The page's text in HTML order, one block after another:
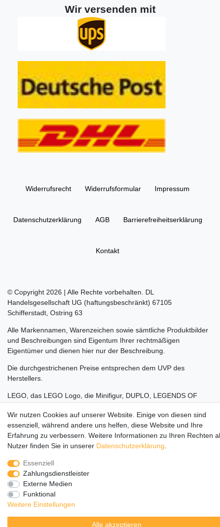
Wir versenden mit
Widerrufs­recht Widerrufs­formular Impressum
Daten­schutz­erklärung AGB Barrierefreiheitserklärung
Kontakt
© Copyright 2026 | Alle Rechte vorbehalten. DL
Handelsgesellschaft UG (haftungsbeschränkt) 67105
Schifferstadt, Ostring 63
Alle Markennamen, Warenzeichen sowie sämtliche Produktbilder
und Beschreibungen sind Eigentum Ihrer rechtmäßigen
Eigentümer und dienen hier nur der Beschreibung.
Die durchgestrichenen Preise entsprechen dem UVP des
Herstellers.
LEGO, das LEGO Logo, die Minifigur, DUPLO, LEGENDS OF
urheberrechtlich geschützte Markenzeichen der LEGO Gruppe.
©2022 The LEGO Group
Wir nutzen Cookies auf unserer Website. Einige von diesen sind
essenziell, während andere uns helfen, diese Website und Ihre
Erfahrung zu verbessern. Weitere Informationen zu Ihren Rechten
Nutzer finden Sie in unserer Daten­schutz­erklärung
Essenziell
Zahlungsdienstleister
Externe Medien
Funktional
Weitere Einstellungen
Alle akzeptieren